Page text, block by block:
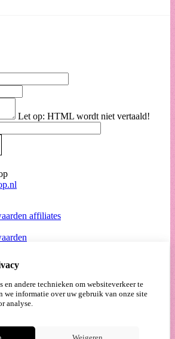
Let op: HTML wordt niet vertaald!
affiliates
en andere technieken om websiteverkeer te
we informatie over uw gebruik van onze site
analyse.